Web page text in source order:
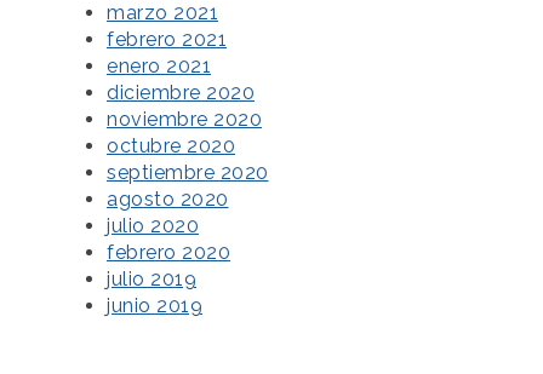
marzo 2021
febrero 2021
enero 2021
diciembre 2020
noviembre 2020
octubre 2020
septiembre 2020
agosto 2020
julio 2020
febrero 2020
julio 2019
junio 2019